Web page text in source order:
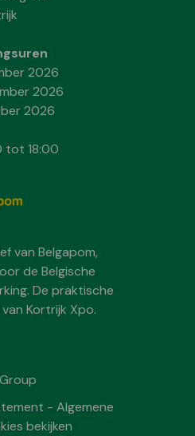
2026
2026
2026
tot 18:00
van Belgapom,
de Belgische
De praktische
Kortrijk Xpo.
- Algemene
bekijken